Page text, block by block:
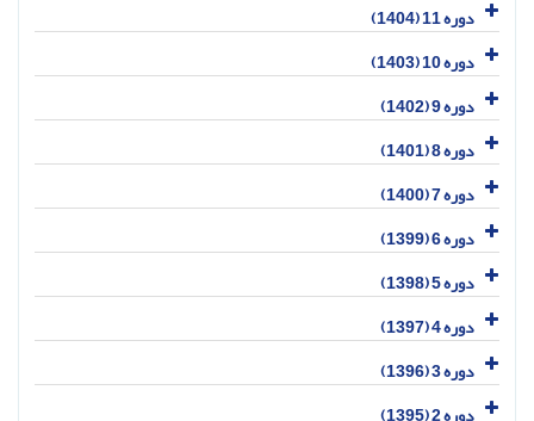
دوره 11 (1404)
دوره 10 (1403)
دوره 9 (1402)
دوره 8 (1401)
دوره 7 (1400)
دوره 6 (1399)
دوره 5 (1398)
دوره 4 (1397)
دوره 3 (1396)